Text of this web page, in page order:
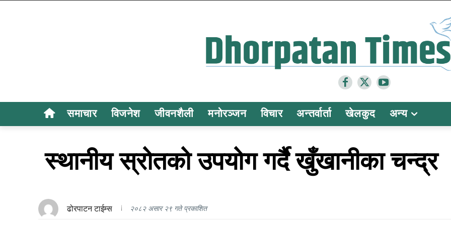
समाचार विजनेश जीवनशैली मनोरञ्जन विचार अन्तर्वार्ता खेलकुद अन्य
स्थानीय स्रोतको उपयोग गर्दै खुँखानीका
ढोरपाटन टाईम्स २०८२ असार २९ गते प्रकाशित